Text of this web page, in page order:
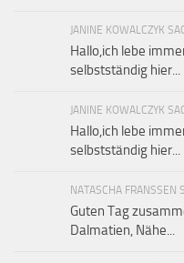
JANINE KOWALCZYK
Hallo,ich lebe
selbstständig hier...
JANINE KOWALCZYK
Hallo,ich lebe
selbstständig hier...
NATASCHA FRANSSEN
Guten Tag
Dalmatien, Nähe...